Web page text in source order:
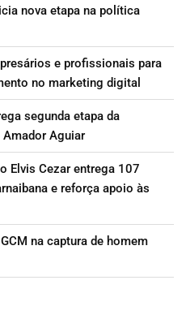
nova etapa na política
e profissionais para
no marketing digital
segunda etapa da
Aguiar
Elvis Cezar entrega 107
e reforça apoio às
na captura de homem